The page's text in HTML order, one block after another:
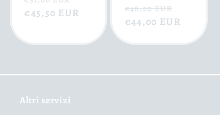
di
scontato
€45,50 EUR
Prezzo
di
€48,00 EUR
€44,00 EUR
Altri servizi